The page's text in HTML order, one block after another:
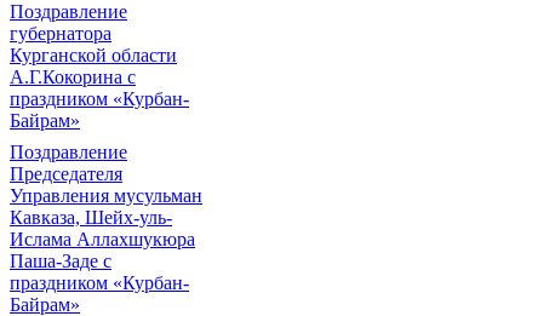
Поздравление
губернатора
Курганской области
А.Г.Кокорина с
праздником «Курбан-
Байрам»
Поздравление
Председателя
Управления мусульман
Кавказа, Шейх-уль-
Ислама Аллахшукюра
Паша-Заде с
праздником «Курбан-
Байрам»